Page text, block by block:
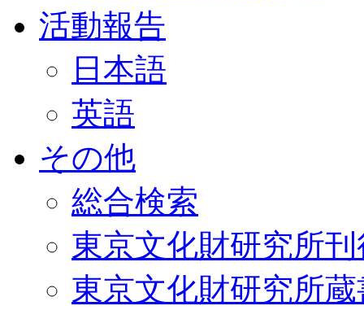
活動報告
日本語
英語
その他
総合検索
東京文化財研究所
東京文化財研究所